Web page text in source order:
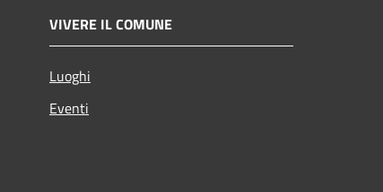
VIVERE IL COMUNE
Luoghi
Eventi